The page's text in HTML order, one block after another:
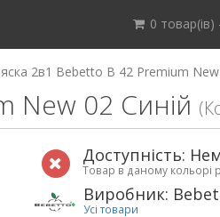
0 товар(ів)
2в1 Bebetto B 42 Premium New
New 02 Синій
Доступність:
Товар в даному кольорі
Виробник:
Усі товари